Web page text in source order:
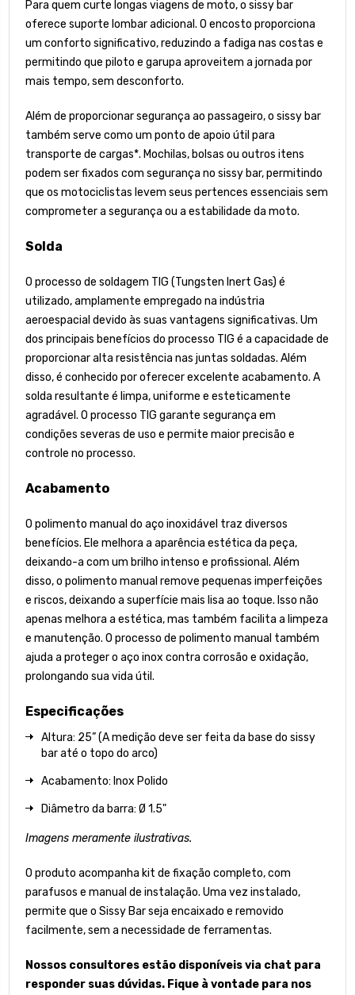
Para quem curte longas viagens de moto, o sissy bar
oferece suporte lombar adicional. O encosto proporciona
um conforto significativo, reduzindo a fadiga nas costas e
permitindo que piloto e garupa aproveitem a jornada por
mais tempo, sem desconforto.
Além de proporcionar segurança ao passageiro, o sissy bar
também serve como um ponto de apoio útil para
transporte de cargas*. Mochilas, bolsas ou outros itens
podem ser fixados com segurança no sissy bar, permitindo
que os motociclistas levem seus pertences essenciais sem
comprometer a segurança ou a estabilidade da moto.
Solda
O processo de soldagem TIG (Tungsten Inert Gas) é
utilizado, amplamente empregado na indústria
aeroespacial devido às suas vantagens significativas. Um
dos principais benefícios do processo TIG é a capacidade de
proporcionar alta resistência nas juntas soldadas. Além
disso, é conhecido por oferecer excelente acabamento. A
solda resultante é limpa, uniforme e esteticamente
agradável. O processo TIG garante segurança em
condições severas de uso e permite maior precisão e
controle no processo.
Acabamento
O polimento manual do aço inoxidável traz diversos
benefícios. Ele melhora a aparência estética da peça,
deixando-a com um brilho intenso e profissional. Além
disso, o polimento manual remove pequenas imperfeições
e riscos, deixando a superfície mais lisa ao toque. Isso não
apenas melhora a estética, mas também facilita a limpeza
e manutenção. O processo de polimento manual também
ajuda a proteger o aço inox contra corrosão e oxidação,
prolongando sua vida útil.
Especificações
Altura: 25” (A medição deve ser feita da base do sissy
bar até o topo do arco)
Acabamento: Inox Polido
Diâmetro da barra: Ø 1.5"
Imagens meramente ilustrativas.
O produto acompanha kit de fixação completo, com
parafusos e manual de instalação. Uma vez instalado,
permite que o Sissy Bar seja encaixado e removido
facilmente, sem a necessidade de ferramentas.
Nossos consultores estão disponíveis via chat para
responder suas dúvidas. Fique à vontade para nos